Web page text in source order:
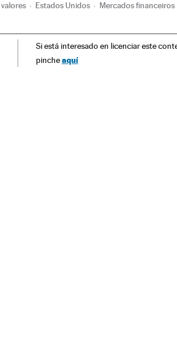
Estados Unidos Mercados financeiros
Si está interesado en licenciar este
pincheaquí